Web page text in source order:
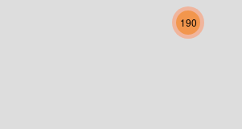
Niederösterreich
Oberösterreich
190